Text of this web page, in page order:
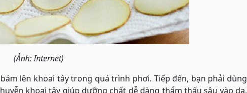
(Ảnh: Internet)
lên khoai tây trong quá trình phơi. Tiếp đến, bạn phải dùng
khoai tây giúp dưỡng chất dễ dàng thẩm thấu sâu vào da.